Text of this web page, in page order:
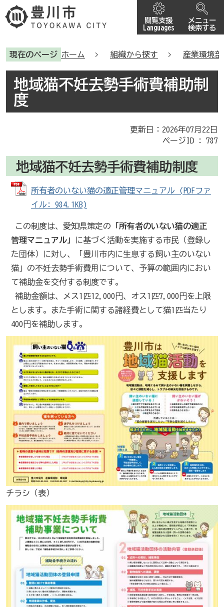
閲覧支援
Languages
メニュー
検索する
現在のページ ホーム 組織から探す 産業環境部
地域猫不妊去勢手術費補助制
度
更新日：2026年07月22日
ページID :787
地域猫不妊去勢手術費補助制度
所有者のいない猫の適正管理マニュアル (PDFファ
イル: 984.1KB)
この制度は、愛知県策定の 「所有者のいない猫の適正
管理マニュアル」
に基づく活動を実施する市民（登録し
た団体）に対し、「豊川市内に生息する飼い主のいない
猫」の不妊去勢手術費用について、予算の範囲内におい
て補助金を交付する制度です。
補助金額は、メス1匹12,000円、オス1匹7,000円を上限
とします。また手術に関する諸経費として猫1匹当たり
400円を補助します。
チラシ（表）